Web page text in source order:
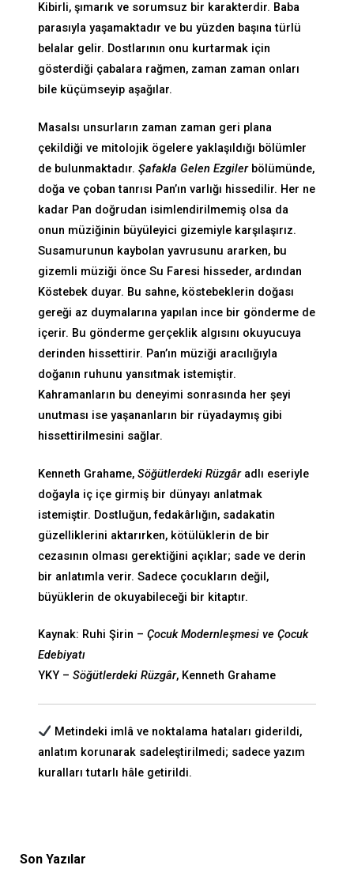
Kibirli, şımarık ve sorumsuz bir karakterdir. Baba
parasıyla yaşamaktadır ve bu yüzden başına türlü
belalar gelir. Dostlarının onu kurtarmak için
gösterdiği çabalara rağmen, zaman zaman onları
bile küçümseyip aşağılar.
Masalsı unsurların zaman zaman geri plana
çekildiği ve mitolojik ögelere yaklaşıldığı bölümler
de bulunmaktadır. Şafakla Gelen Ezgilerbölümünde,
doğa ve çoban tanrısı Pan’ın varlığı hissedilir. Her ne
kadar Pan doğrudan isimlendirilmemiş olsa da
onun müziğinin büyüleyici gizemiyle karşılaşırız.
Susamurunun kaybolan yavrusunu ararken, bu
gizemli müziği önce Su Faresi hisseder, ardından
Köstebek duyar. Bu sahne, köstebeklerin doğası
gereği az duymalarına yapılan ince bir gönderme de
içerir. Bu gönderme gerçeklik algısını okuyucuya
derinden hissettirir. Pan’ın müziği aracılığıyla
doğanın ruhunu yansıtmak istemiştir.
Kahramanların bu deneyimi sonrasında her şeyi
unutması ise yaşananların bir rüyadaymış gibi
hissettirilmesini sağlar.
Kenneth Grahame, Söğütlerdeki Rüzgâradlı eseriyle
doğayla iç içe girmiş bir dünyayı anlatmak
istemiştir. Dostluğun, fedakârlığın, sadakatin
güzelliklerini aktarırken, kötülüklerin de bir
cezasının olması gerektiğini açıklar; sade ve derin
bir anlatımla verir. Sadece çocukların değil,
büyüklerin de okuyabileceği bir kitaptır.
Kaynak: Ruhi Şirin – Çocuk Modernleşmesi ve Çocuk
Edebiyatı
YKY – Söğütlerdeki Rüzgâr, Kenneth Grahame
Metindeki imlâ ve noktalama hataları giderildi,
anlatım korunarak sadeleştirilmedi; sadece yazım
kuralları tutarlı hâle getirildi.
Son Yazılar